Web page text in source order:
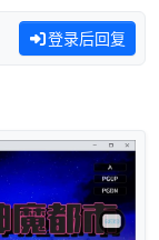
登录后回复